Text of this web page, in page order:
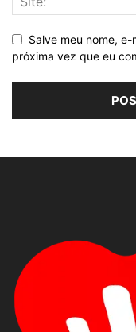
Salve meu nome,
próxima vez que eu